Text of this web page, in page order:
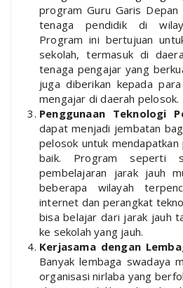
program Guru Garis Depan
tenaga pendidik di
Program ini bertujuan
sekolah, termasuk di
tenaga pengajar yang
juga diberikan kepada
mengajar di daerah pelosok.
Penggunaan Teknologi
dapat menjadi jembatan
pelosok untuk mendapatkan
baik. Program seperti
pembelajaran jarak jauh
beberapa wilayah
internet dan perangkat
bisa belajar dari jarak jauh
ke sekolah yang jauh.
Kerjasama dengan
Banyak lembaga swadaya
organisasi nirlaba yang